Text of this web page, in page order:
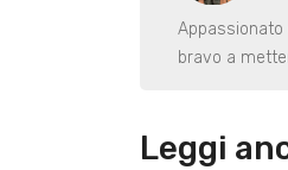
Appassionato
bravo a
Leggi